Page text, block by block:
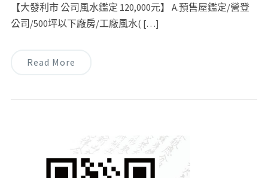
【大發利市 公司風水鑑定 120,000元】 A.預售屋鑑定/營登
公司/500坪以下廠房/工廠風水( […]
Read More